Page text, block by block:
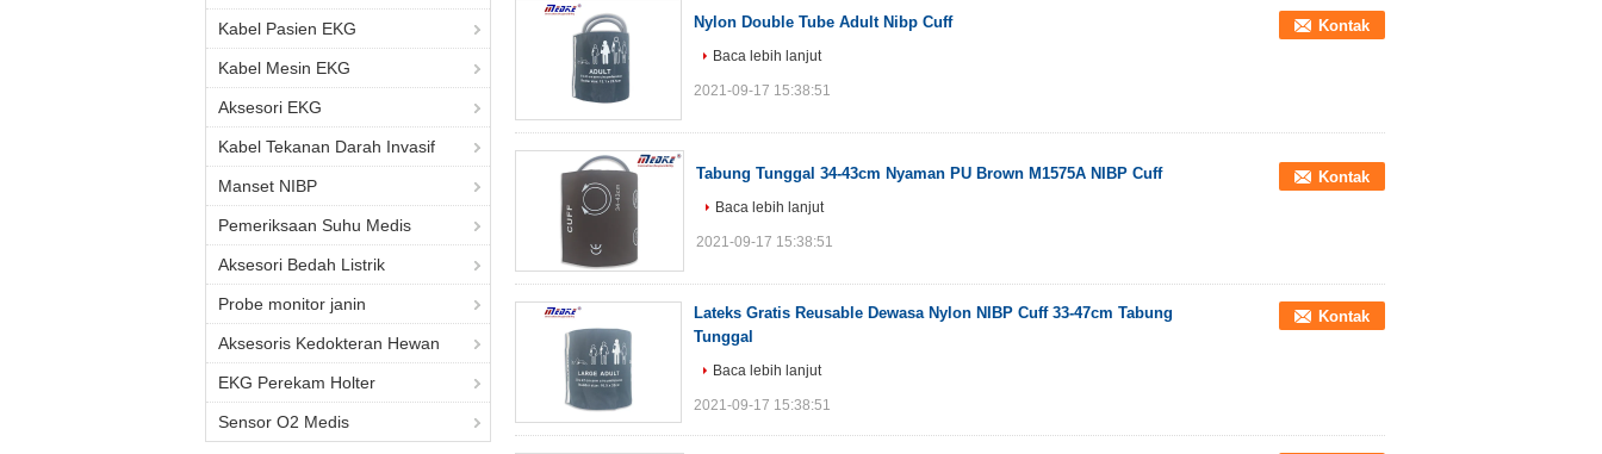
Kabel Pasien EKG
Kabel Mesin EKG
Aksesori EKG
Kabel Tekanan Darah Invasif
Manset NIBP
Pemeriksaan Suhu Medis
Aksesori Bedah Listrik
Probe monitor janin
Aksesoris Kedokteran Hewan
EKG Perekam Holter
Sensor O2 Medis
Nylon Double Tube Adult Nibp Cuff Kontak
Baca lebih lanjut
2021-09-17 15:38:51
Tabung Tunggal 34-43cm Nyaman PU Brown M1575A NIBP Cuff Kontak
Baca lebih lanjut
2021-09-17 15:38:51
Lateks Gratis Reusable Dewasa Nylon NIBP Cuff 33-47cm Tabung
Tunggal
Kontak
Baca lebih lanjut
2021-09-17 15:38:51